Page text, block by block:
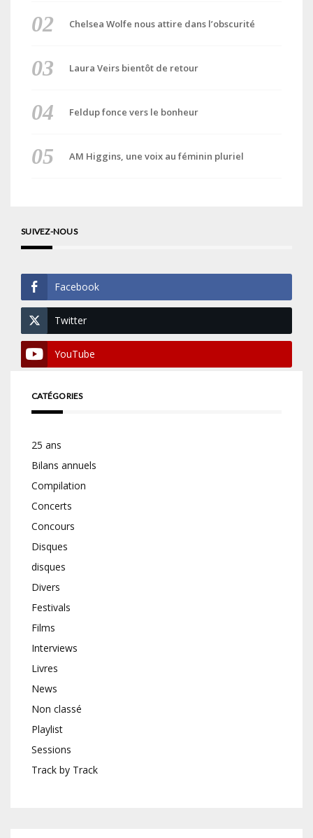
Chelsea Wolfe nous attire dans l’obscurité
Laura Veirs bientôt de retour
Feldup fonce vers le bonheur
AM Higgins, une voix au féminin pluriel
SUIVEZ-NOUS
Facebook
Twitter
YouTube
CATÉGORIES
25 ans
Bilans annuels
Compilation
Concerts
Concours
Disques
disques
Divers
Festivals
Films
Interviews
Livres
News
Non classé
Playlist
Sessions
Track by Track